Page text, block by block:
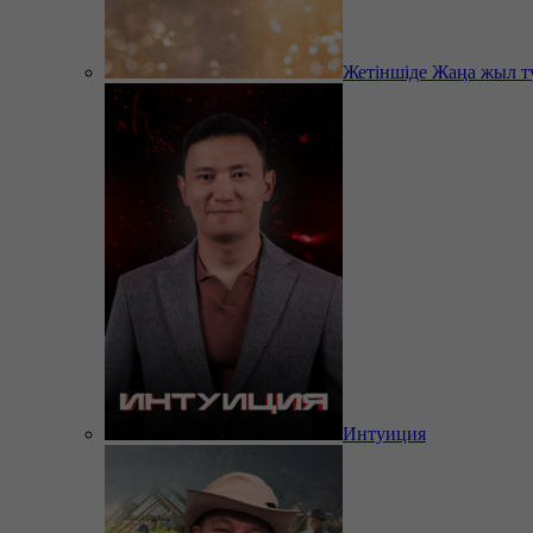
Жетіншіде Жаңа жыл
Интуиция